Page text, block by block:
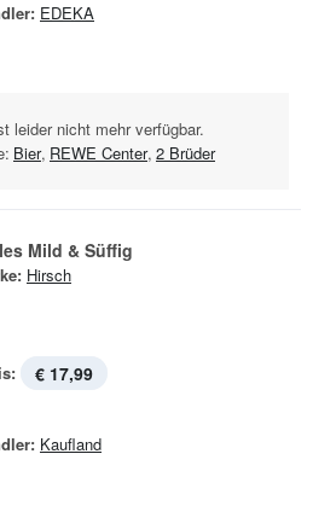
EDEKA
leider nicht mehr verfügbar.
Bier, REWE Center, 2 Brüder
Mild & Süffig
Hirsch
€ 17,99
Kaufland